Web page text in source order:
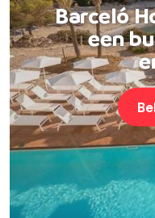
Barceló
een